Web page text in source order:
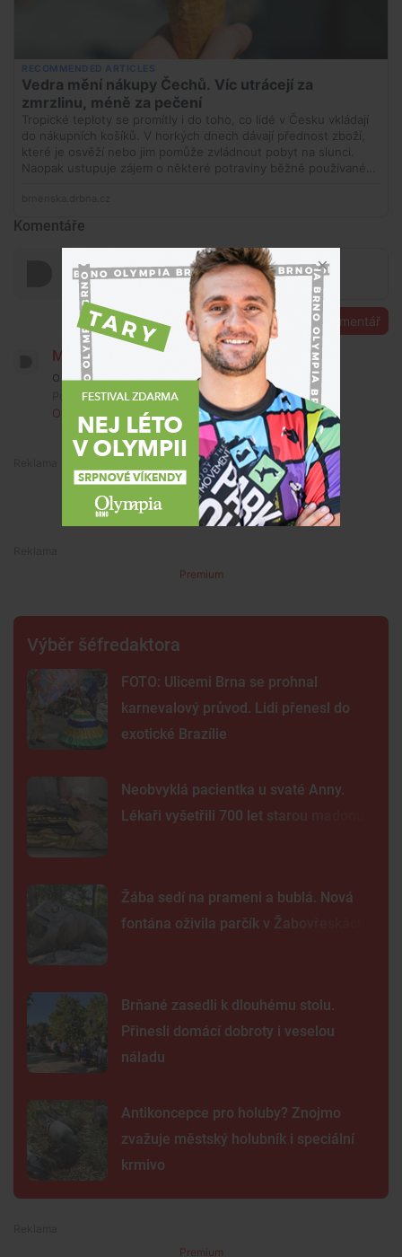
Komentáře
Přidat komentář
Marie Glanczová
o sudeťácích?
Pondělí, 15. června 2026, 12:01
Odpovědět
Premium
Premium
Výběr šéfredaktora
FOTO: Ulicemi Brna se prohnal
karnevalový průvod. Lidi přenesl do
exotické Brazílie
Neobvyklá pacientka u svaté Anny.
Lékaři vyšetřili 700 let starou madonu
Žába sedí na prameni a bublá. Nová
fontána oživila parčík v Žabovřeskách
Brňané zasedli k dlouhému stolu.
Přinesli domácí dobroty i veselou
náladu
Antikoncepce pro holuby? Znojmo
zvažuje městský holubník i speciální
krmivo
Premium